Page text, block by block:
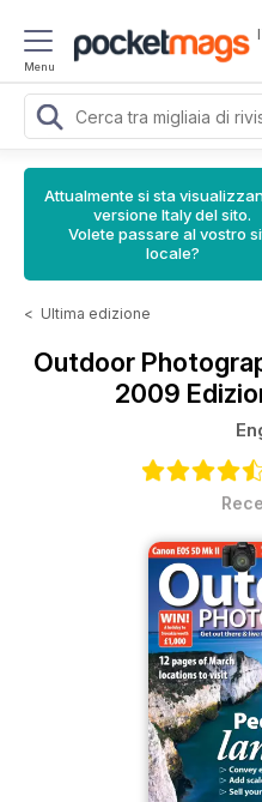
Menu
Attualmente si sta
versione Italy del sito.
Volete passare al vostro
locale?
< Ultima edizione
Outdoor
2009